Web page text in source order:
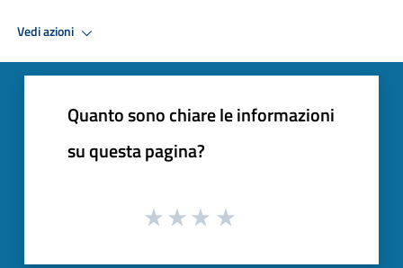
Vedi azioni
Quanto sono chiare le informazioni
su questa pagina?